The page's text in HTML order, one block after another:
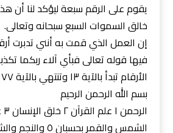
يقوم على الرقم سبعة ليؤكد لنا أن
خالق السموات السبع سبحانه وتعالى.
إن العمل الذي قمت به أنني تدبرت
فيها قوله تعالى فبأي آلاء ربكما
الأرقام تبدأ بالآية ١٣ وتنتهي بالآية ٧٧ كما يلي
بسم الله الرحمن الرحيم